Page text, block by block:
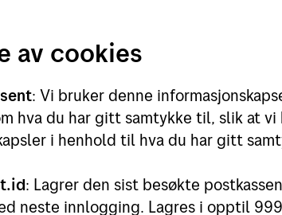
av cookies
: Vi bruker denne
hva du har gitt samtykke til, slik at vi
i henhold til hva du har gitt
: Lagrer den sist besøkte
neste innlogging. Lagres i opptil